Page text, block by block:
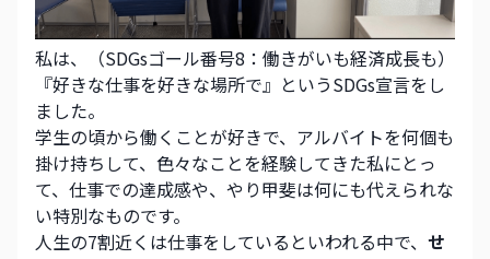
私は、（SDGsゴール番号8：働きがいも経済成長も）
『好きな仕事を好きな場所で』というSDGs宣言をし
ました。
学生の頃から働くことが好きで、アルバイトを何個も
掛け持ちして、色々なことを経験してきた私にとっ
て、仕事での達成感や、やり甲斐は何にも代えられな
い特別なものです。
人生の7割近くは仕事をしているといわれる中で、 せ